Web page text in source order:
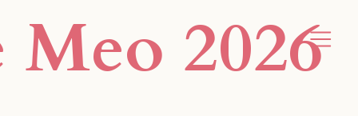
2026